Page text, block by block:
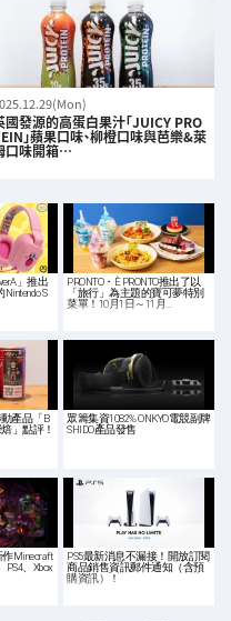
國發源的高蛋白果汁「JUICY PRO
」蘋果口味、柳橙口味與芭樂&萊
口味開箱…
」推出
S
PRONTO・È PRONTO推出了以
「旅行」為主題的寶可夢特別
菜單！10月1日～11月…
動產品「B
焙」點評！
眾籌集資1082% ONKYO電競副牌
SHIDO產品發售
Minecraft
PS4、Xbox
PS5最新消息不漏接！開放訂閱
商品銷售資訊郵件通知（含預
購資訊）！